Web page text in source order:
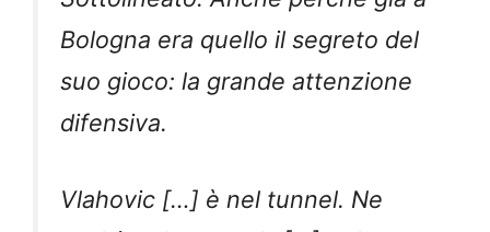
Bologna era quello il segreto del
suo gioco: la grande attenzione
difensiva.
Vlahovic […] è nel tunnel. Ne